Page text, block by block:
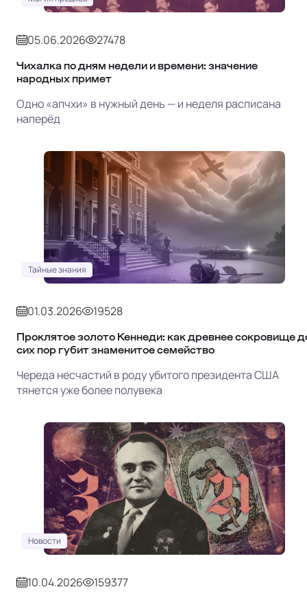
05.06.2026 27478
Чихалка по дням недели и времени: значение
народных примет
Одно «апчхи» в нужный день — и неделя расписана
наперёд
Тайные знания
01.03.2026 19528
Проклятое золото Кеннеди: как древнее сокровище
сих пор губит знаменитое семейство
Череда несчастий в роду убитого президента США
тянется уже более полувека
Новости
10.04.2026 159377